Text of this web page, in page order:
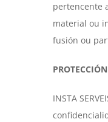
pertencente
material ou
fusión ou
INSTA